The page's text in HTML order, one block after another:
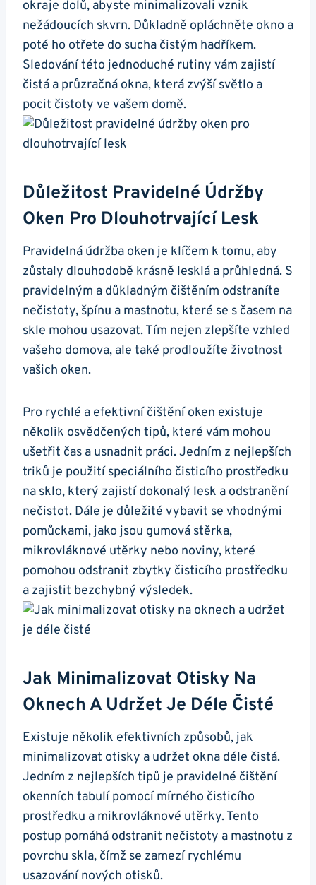
okraje dolů, abyste minimalizovali vznik
nežádoucích skvrn. Důkladně opláchněte okno a
poté ho otřete do sucha čistým hadříkem.
Sledování této jednoduché rutiny vám zajistí
čistá a průzračná okna, která zvýší světlo a
pocit čistoty ve vašem domě.
Důležitost Pravidelné Údržby
Oken Pro Dlouhotrvající Lesk
Pravidelná údržba oken je klíčem k tomu, aby
zůstaly dlouhodobě krásně lesklá a průhledná. S
pravidelným a důkladným čištěním odstraníte
nečistoty, špínu a mastnotu, které se s časem na
skle mohou usazovat. Tím nejen zlepšíte vzhled
vašeho domova, ale také prodloužíte životnost
vašich oken.
Pro rychlé a efektivní čištění oken existuje
několik osvědčených tipů, které vám mohou
ušetřit čas a usnadnit práci. Jedním z nejlepších
triků je použití speciálního čisticího prostředku
na sklo, který zajistí dokonalý lesk a odstranění
nečistot. Dále je důležité vybavit se vhodnými
pomůckami, jako jsou gumová stěrka,
mikrovláknové utěrky nebo noviny, které
pomohou odstranit zbytky čisticího prostředku
a zajistit bezchybný výsledek.
Jak Minimalizovat Otisky Na
Oknech A Udržet Je Déle Čisté
Existuje několik efektivních způsobů, jak
minimalizovat otisky a udržet okna déle čistá.
Jedním z nejlepších tipů je pravidelné čištění
okenních tabulí pomocí mírného čisticího
prostředku a mikrovláknové utěrky. Tento
postup pomáhá odstranit nečistoty a mastnotu z
povrchu skla, čímž se zamezí rychlému
usazování nových otisků.